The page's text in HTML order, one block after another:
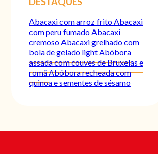
Abacaxi com arroz frito Abacaxi
com peru fumadoAbacaxi
cremosoAbacaxi grelhado com
bola de gelado lightAbóbora
assada com couves de Bruxelas e
romãAbóbora recheada com
quinoa e sementes de sésamo